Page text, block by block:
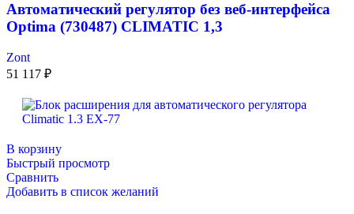
Автоматический регулятор без веб-интерфейса
Optima (730487) CLIMATIC 1,3
Zont
51 117 ₽
В корзину
Быстрый просмотр
Сравнить
Добавить в список желаний